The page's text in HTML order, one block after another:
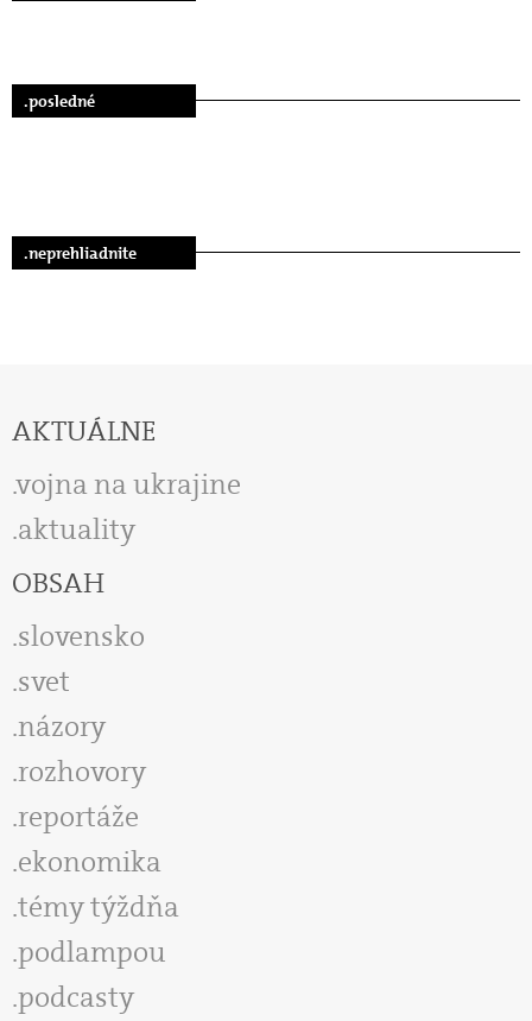
.posledné
.neprehliadnite
AKTUÁLNE
vojna na ukrajine
aktuality
OBSAH
slovensko
svet
názory
rozhovory
reportáže
ekonomika
témy týždňa
podlampou
podcasty